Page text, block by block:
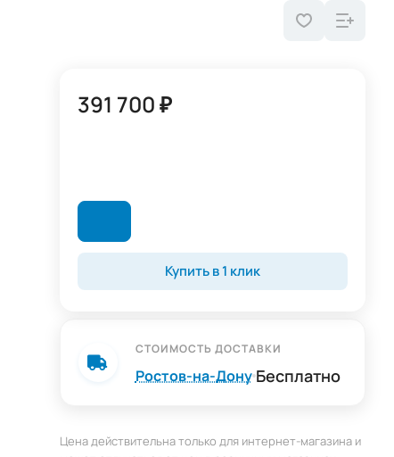
391 700 ₽
Купить в 1 клик
СТОИМОСТЬ ДОСТАВКИ
Ростов-на-ДонуБесплатно
Цена действительна только для интернет-магазина и